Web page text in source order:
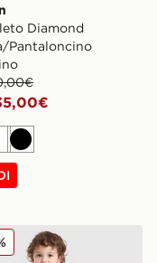
Diamond
Pantaloncino
Nero
Set Children
Completo Beyond